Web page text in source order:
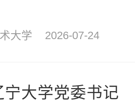
大学 2026-07-24
大学党委书记